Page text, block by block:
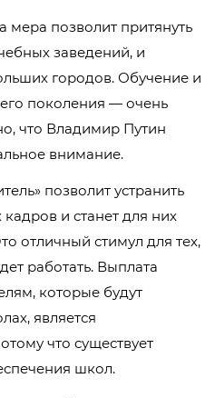
мера позволит притянуть
заведений, и
городов. Обучение и
поколения — очень
что Владимир Путин
внимание.
позволит устранить
кадров и станет для них
отличный стимул для тех,
работать. Выплата
которые будут
является
что существует
школ.